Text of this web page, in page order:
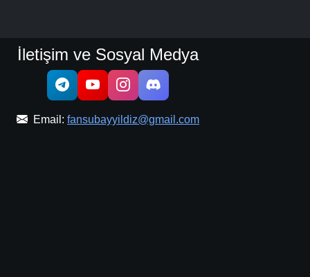
İletişim ve Sosyal Medya
Email: fansubayyildiz@gmail.com